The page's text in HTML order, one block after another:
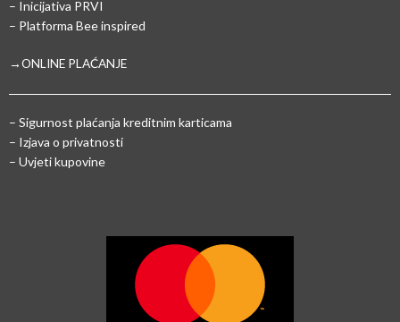
– Inicijativa PRVI
– Platforma Bee inspired
→ONLINE PLAĆANJE
– Sigurnost plaćanja kreditnim karticama
– Izjava o privatnosti
– Uvjeti kupovine